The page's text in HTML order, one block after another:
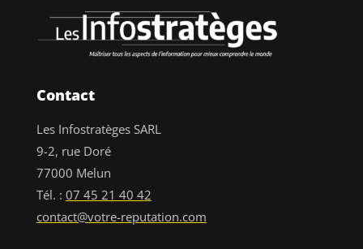
Contact
Les Infostratèges SARL
9-2, rue Doré
77000 Melun
Tél. : 07 45 21 40 42
contact@votre-reputation.com